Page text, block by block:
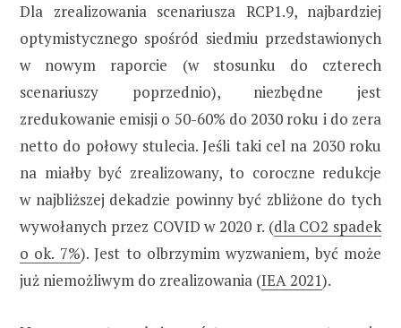
Dla zrealizowania scenariusza RCP1.9, najbardziej
optymistycznego spośród siedmiu przedstawionych
w nowym raporcie (w stosunku do czterech
scenariuszy poprzednio), niezbędne jest
zredukowanie emisji o 50-60% do 2030 roku i do zera
netto do połowy stulecia. Jeśli taki cel na 2030 roku
na miałby być zrealizowany, to coroczne redukcje
w najbliższej dekadzie powinny być zbliżone do tych
wywołanych przez COVID w 2020 r. (dla CO2 spadek
o ok. 7%). Jest to olbrzymim wyzwaniem, być może
już niemożliwym do zrealizowania (IEA 2021).